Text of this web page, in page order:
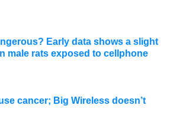
Early data shows a slight
male rats exposed to cellphone
cancer; Big Wireless doesn’t